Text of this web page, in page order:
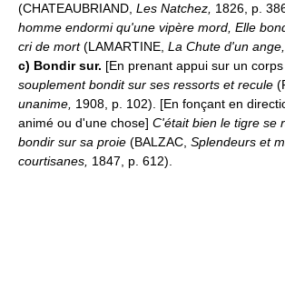
(CHATEAUBRIAND, Les Natchez, 1826, p.
homme endormi qu'une vipère mord, Elle
cri de mort(LAMARTINE, La Chute d'un ange,
c) Bondir sur. [En prenant appui sur un
souplement bondit sur ses ressorts et recule
unanime, 1908, p. 102). [En fonçant en
animé ou d'une chose] C'était bien le tigre se
bondir sur sa proie (BALZAC, Splendeurs et
courtisanes, 1847, p. 612).